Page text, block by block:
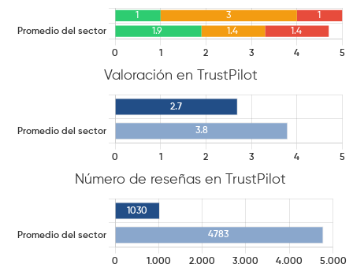
Valoración en TrustPilot
Número de reseñas en TrustPilot